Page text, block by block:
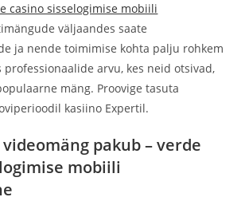
casino sisselogimise mobiili
väljaandes saate
ja nende toimimise kohta palju rohkem
professionaalide arvu, kes neid otsivad,
mäng. Proovige tasuta
kasiino Expertil.
pakub – verde
mobiili